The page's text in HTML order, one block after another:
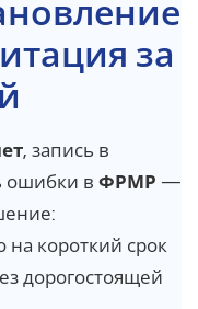
за
, запись в
ошибки в ФРМР —
на короткий срок
дорогостоящей